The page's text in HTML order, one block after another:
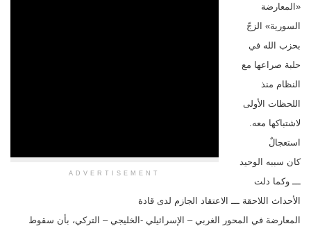
ADVERTISEMENT
«المعارضة
السورية» الزجّ
بحزب الله في
حلبة صراعها مع
النظام منذ
اللحظات الأولى
لاشتباكها معه.
استعجالٌ
كان سببه الوحيد
ـــ وكما دلت
الأحداث اللاحقة ـــ الاعتقاد الجازم لدى قادة
المعارضة في المحور الغربي – الإسرائيلي -الخليجي – التركي، بأن سقوط